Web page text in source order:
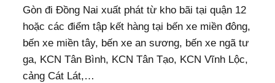
Gòn đi Đồng Nai xuất phát từ kho bãi tại quận 12
hoặc các điểm tập kết hàng tại bến xe miền đông,
bến xe miền tây, bến xe an sương, bến xe ngã tư
ga, KCN Tân Bình, KCN Tân Tạo, KCN Vĩnh Lộc,
cảng Cát Lát,…